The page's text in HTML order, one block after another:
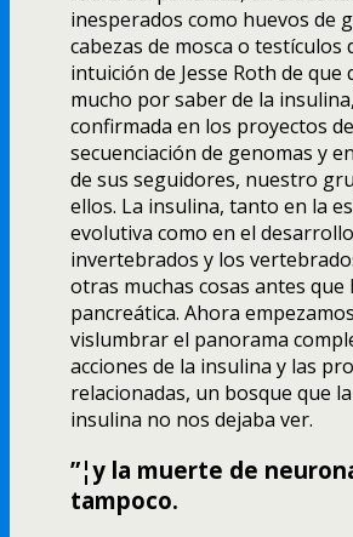
inesperados como huevos de
cabezas de mosca o testí­culos
intuición de Jesse Roth de que
mucho por saber de la
confirmada en los proyectos de
secuenciación de genomas y
de sus seguidores, nuestro
ellos. La insulina, tanto en la
evolutiva como en el
invertebrados y los
otras muchas cosas antes
pancreática. Ahora
vislumbrar el panorama
acciones de la insulina y las
relacionadas, un bosque que
insulina no nos dejaba ver.
”¦y la muerte de
tampoco.